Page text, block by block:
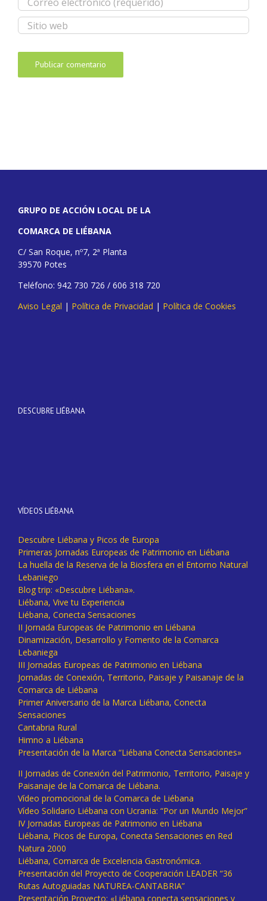
GRUPO DE ACCIÓN LOCAL DE LA
COMARCA DE LIÉBANA
C/ San Roque, nº7, 2ª Planta
39570 Potes
Teléfono: 942 730 726 / 606 318 720
Aviso Legal | Política de Privacidad | Política de Cookies
DESCUBRE LIÉBANA
VÍDEOS LIÉBANA
Descubre Liébana y Picos de Europa
Primeras Jornadas Europeas de Patrimonio en Liébana
La huella de la Reserva de la Biosfera en el Entorno Natural
Lebaniego
Blog trip: «Descubre Liébana».
Liébana, Vive tu Experiencia
Liébana, Conecta Sensaciones
II Jornada Europeas de Patrimonio en Liébana
Dinamización, Desarrollo y Fomento de la Comarca
Lebaniega
III Jornadas Europeas de Patrimonio en Liébana
Jornadas de Conexión, Territorio, Paisaje y Paisanaje de la
Comarca de Liébana
Primer Aniversario de la Marca Liébana, Conecta
Sensaciones
Cantabria Rural
Himno a Liébana
Presentación de la Marca “Liébana Conecta Sensaciones»
II Jornadas de Conexión del Patrimonio, Territorio, Paisaje y
Paisanaje de la Comarca de Liébana.
Vídeo promocional de la Comarca de Liébana
Vídeo Solidario Liébana con Ucrania: “Por un Mundo Mejor”
IV Jornadas Europeas de Patrimonio en Liébana
Liébana, Picos de Europa, Conecta Sensaciones en Red
Natura 2000
Liébana, Comarca de Excelencia Gastronómica.
Presentación del Proyecto de Cooperación LEADER “36
Rutas Autoguiadas NATUREA-CANTABRIA”
Presentación Proyecto: «Liébana conecta sensaciones y